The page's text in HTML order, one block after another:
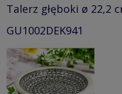
Talerz głęboki ø 22,2
GU1002DEK941